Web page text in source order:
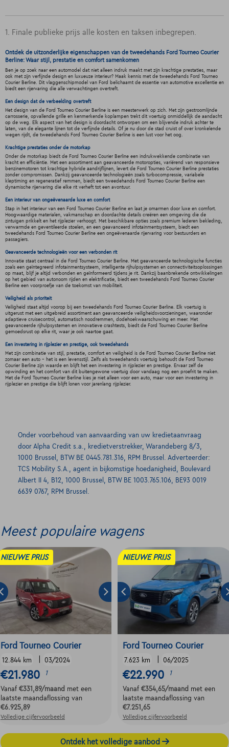
1. Finale publieke prijs alle kosten en taksen inbegrepen.
Ontdek de uitzonderlijke eigenschappen van de tweedehands Ford Tourneo Courier
Berline: Waar stijl, prestatie en comfort samenkomen
Ben je op zoek naar een automodel dat niet alleen indruk maakt met zijn krachtige prestaties, maar
ook met zijn verfijnde design en luxueuze interieur? Maak kennis met de tweedehands Ford Tourneo
Courier Berline. Dit vlaggenschipmodel van Ford belichaamt de essentie van automotive excellentie en
biedt een rijervaring die alle verwachtingen overtreft.
Een design dat de verbeelding overtreft
Het design van de Ford Tourneo Courier Berline is een meesterwerk op zich. Met zijn gestroomlijnde
carrosserie, opvallende grille en kenmerkende koplampen trekt dit voertuig onmiddellijk de aandacht
op de weg. Elk aspect van het design is doordacht ontworpen om een blijvende indruk achter te
laten, van de elegante lijnen tot de verfijnde details. Of je nu door de stad cruist of over kronkelende
wegen rijdt, de tweedehands Ford Tourneo Courier Berline is een lust voor het oog.
Krachtige prestaties onder de motorkap
Onder de motorkap biedt de Ford Tourneo Courier Berline een indrukwekkende combinatie van
kracht en efficiëntie. Met een assortiment aan geavanceerde motoropties, variërend van responsieve
benzinemotoren tot krachtige hybride aandrijflijnen, levert de Ford Tourneo Courier Berline prestaties
zonder compromissen. Dankzij geavanceerde technologieën zoals turbocompressie, variabele
kleptiming en regeneratief remmen, biedt een tweedehands Ford Tourneo Courier Berline een
dynamische rijervaring die elke rit verheft tot een avontuur.
Een interieur van ongeëvenaarde luxe en comfort
Stap in het interieur van een Ford Tourneo Courier Berline en laat je omarmen door luxe en comfort.
Hoogwaardige materialen, vakmanschap en doordachte details creëren een omgeving die de
zintuigen prikkelt en het rijplezier verhoogt. Met beschikbare opties zoals premium lederen bekleding,
verwarmde en geventileerde stoelen, en een geavanceerd infotainmentsysteem, biedt een
tweedehands Ford Tourneo Courier Berline een ongeëvenaarde rijervaring voor bestuurders en
passagiers.
Geavanceerde technologieën voor een verbonden rit
Innovatie staat centraal in de Ford Tourneo Courier Berline. Met geavanceerde technologische functies
zoals een geïntegreerd infotainmentsysteem, intelligente rijhulpsystemen en connectiviteitsoplossingen
op maat, blijf je altijd verbonden en geïnformeerd tijdens je rit. Dankzij baanbrekende ontwikkelingen
op het gebied van autonoom rijden en elektrificatie, biedt een tweedehands Ford Tourneo Courier
Berline een voorproefje van de toekomst van mobiliteit.
Veiligheid als prioriteit
Veiligheid staat altijd voorop bij een tweedehands Ford Tourneo Courier Berline. Elk voertuig is
uitgerust met een uitgebreid assortiment aan geavanceerde veiligheidsvoorzieningen, waaronder
adaptieve cruisecontrol, automatisch noodremmen, dodehoekwaarschuwing en meer. Met
geavanceerde rijhulpsystemen en innovatieve crashtests, biedt de Ford Tourneo Courier Berline
gemoedsrust op elke rit, waar je ook naartoe gaat.
Een investering in rijplezier en prestige, ook tweedehands
Met zijn combinatie van stijl, prestatie, comfort en veiligheid is de Ford Tourneo Courier Berline niet
zomaar een auto - het is een levensstijl. Zelfs als tweedehands voertuig behoudt de Ford Tourneo
Courier Berline zijn waarde en blijft het een investering in rijplezier en prestige. Ervaar zelf de
opwinding en het comfort van dit buitengewone voertuig door vandaag nog een proefrit te maken.
Met de Ford Tourneo Courier Berline kies je niet alleen voor een auto, maar voor een investering in
rijplezier en prestige die blijft lonen voor jarenlang rijplezier.
Onder voorbehoud van aanvaarding van uw kredietaanvraag
door Alpha Credit s.a., kredietverstrekker, Warandeberg 8/3,
1000 Brussel, BTW BE 0445.781.316, RPM Brussel. Adverteerder:
TCS Mobility S.A., agent in bijkomstige hoedanigheid, Boulevard
Albert II 4, B12, 1000 Brussel, BTW BE 1003.765.106, BE93 0019
6639 0767, RPM Brussel.
Meest populaire wagens
NIEUWE PRIJS
Ford Tourneo Courier
12.844 km 03/2024
€21.980 1
Vanaf €331,89/maand met een
laatste maandaflossing van
€6.925,89
Volledige cijfervoorbeeld
NIEUWE PRIJS
Ford Tourneo Courier
7.623 km 06/2025
€22.990 1
Vanaf €354,65/maand met een
laatste maandaflossing van
€7.251,65
Volledige cijfervoorbeeld
Ontdek het volledige aanbod